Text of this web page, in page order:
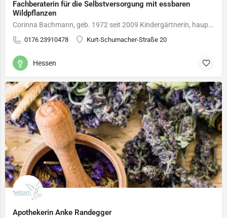
Fachberaterin für die Selbstversorgung mit essbaren
Wildpflanzen
Corinna Bachmann, geb. 1972 seit 2009 Kindergärtnerin, hauptsächlich in der Natur und im Wald 2017 bis…
0176 23910478 Kurt-Schumacher-Straße 20
Hessen
Apothekerin Anke Randegger